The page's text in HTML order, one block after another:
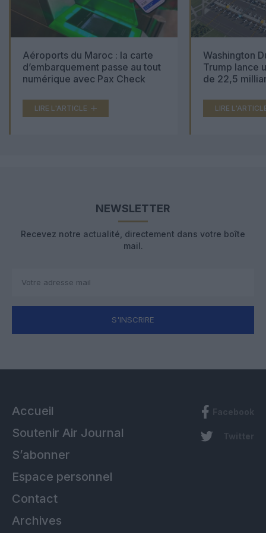
Aéroports du Maroc : la carte
d’embarquement passe au tout
numérique avec Pax Check
LIRE L'ARTICLE
Washington
Trump lance
de 22,5
LIRE
NEWSLETTER
Recevez notre actualité, directement dans votre boîte
mail.
S'INSCRIRE
Accueil
Soutenir Air Journal
S’abonner
Espace personnel
Contact
Archives